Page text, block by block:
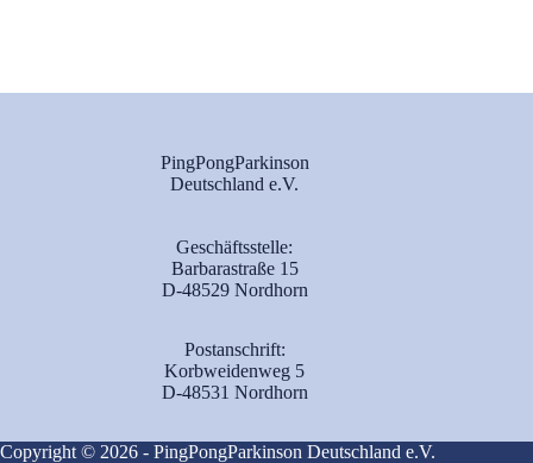
PingPongParkinson
Deutschland e.V.
Geschäftsstelle:
Barbarastraße 15
D-48529 Nordhorn
Postanschrift:
Korbweidenweg 5
D-48531 Nordhorn
Copyright © 2026 - PingPongParkinson Deutschland e.V.